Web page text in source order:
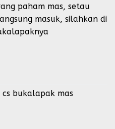
paham mas, setau
masuk, silahkan di
bukalapak mas